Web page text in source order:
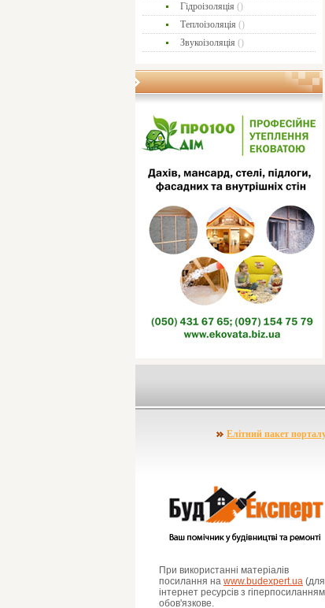
Гідроізоляція ()
Теплоізоляція ()
Звукоізоляція ()
Елітний пакет
При використанні матеріалів
посилання на www.budexpert.ua (для
інтернет ресурсів з
обов'язкове.